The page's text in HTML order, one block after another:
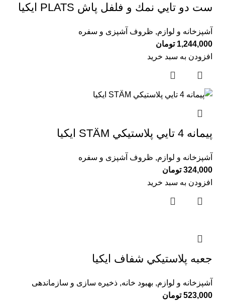
ست دو تايي نمك و فلفل پاش PLATS ايكيا
آشپزخانه و لوازم, ظروف آشپزی و سفره
1,244,000 تومان
افزودن به سبد خرید
پيمانه 4 تايي پلاستيكي STÄM ايكيا
آشپزخانه و لوازم, ظروف آشپزی و سفره
324,000 تومان
افزودن به سبد خرید
جعبه پلاستيكي شفاف ايكيا
آشپزخانه و لوازم, بهبود خانه, ذخیره سازی و سازماندهی
523,000 تومان